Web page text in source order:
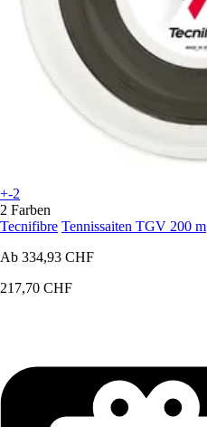
+-2
2 Farben
Tecnifibre Tennissaiten TGV 200 m
Ab 334,93 CHF
217,70 CHF